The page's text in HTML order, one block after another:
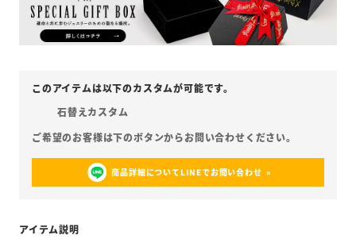
石替えカスタム
商品詳細についてLINEでお問い合わせ